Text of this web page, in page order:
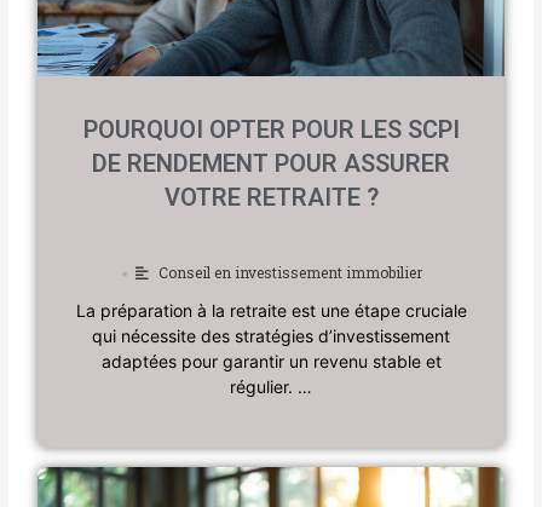
POURQUOI OPTER POUR LES SCPI
DE RENDEMENT POUR ASSURER
VOTRE RETRAITE ?
• Conseil en investissement immobilier
La préparation à la retraite est une étape cruciale
qui nécessite des stratégies d’investissement
adaptées pour garantir un revenu stable et
régulier. …